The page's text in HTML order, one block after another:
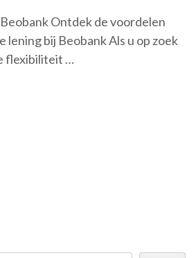
Ontdek de voordelen
lening bij Beobank Als u op zoek
flexibiliteit …